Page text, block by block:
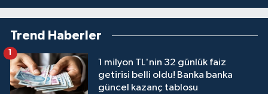
Trend Haberler
1 milyon TL'nin 32 günlük faiz
getirisi belli oldu! Banka banka
güncel kazanç tablosu
1